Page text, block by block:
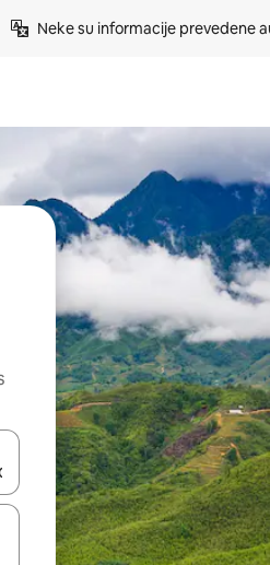
Neke su informacije prevedene
koristeći se strelicama prema